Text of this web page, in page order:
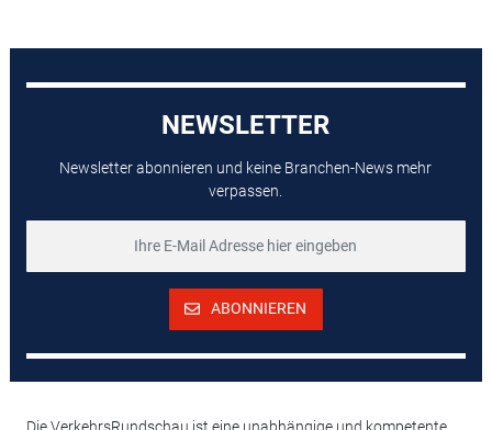
NEWSLETTER
Newsletter abonnieren und keine Branchen-News mehr
verpassen.
ABONNIEREN